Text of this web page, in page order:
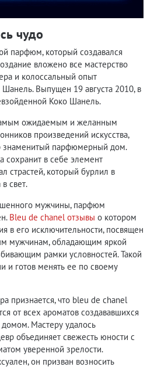
чудо
парфюм, который создавался
вложено все мастерство
и колоссальный опыт
Выпущен 19 августа 2010, в
Коко Шанель.
ожидаемым и желанным
произведений искусства,
знаменитый парфюмерный дом.
сохранит в себе элемент
страстей, который бурлил в
свет.
мужчины, парфюм
Bleu de chanel отзывы о котором
в его исключительности, посвящен
мужчинам, обладающим яркой
рамки условностей. Такой
и готов менять ее по своему
признается, что bleu de chanel
от всех ароматов создававшихся
Мастеру удалось
объединяет свежесть юности с
уверенной зрелости.
он призван возносить